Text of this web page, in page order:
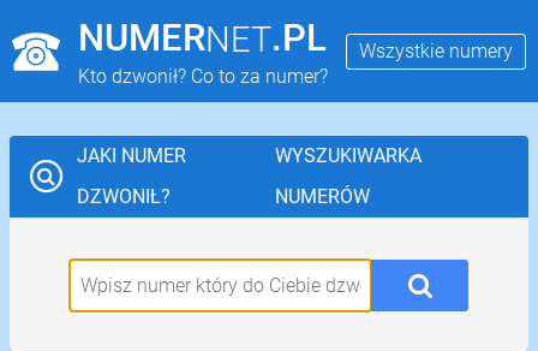
NUMERNET.PL
Kto dzwonił? Co to za numer?
Wszystkie numery
JAKI NUMER
DZWONIŁ?
WYSZUKIWARKA
NUMERÓW